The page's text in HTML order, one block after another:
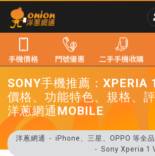
SONY手機推薦：XPERIA
價格、功能特色、規格、
洋蔥網通MOBILE
洋蔥網通
iPhone、三星、OPPO 等全
Sony Xperia 1
手機價格 門號優惠 二手手機收購